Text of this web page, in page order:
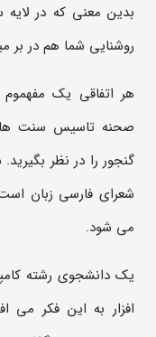
بدین معنی که در
روشنایی شما هم در بر
هر اتفاقی یک
صحنه تاسیس سنت
گنجور را در نظر
شعرای فارسی زبان
می شود.
یک دانشجوی رشته
افزار به این فکر می